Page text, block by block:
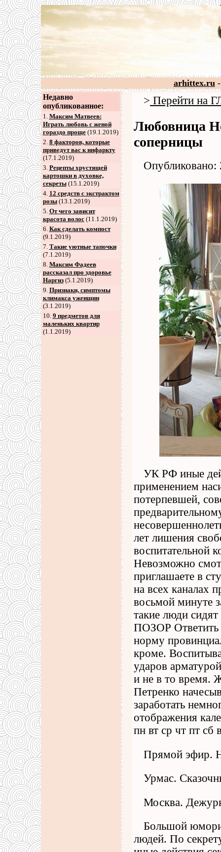
arhittex.ru-
Недавно
опубликованное:
1. Максим Матвеев:
Играть любовь с женой
гораздо проще(19.1.2019)
2. 8 факторов, которые
приведут вас к инфаркту
(17.1.2019)
3. Рецепты хрустящей
картошки в духовке,
секреты(15.1.2019)
4. 12 средств с экстрактом
розы(13.1.2019)
5. От чего зависит
красота волос(11.1.2019)
6. Как сделать компост
(9.1.2019)
7. Такие уютные тапочки
(7.1.2019)
8. Максим Фадеев
рассказал про здоровье
Наргиз(5.1.2019)
9. Признаки, симптомы
климакса уженщин
(3.1.2019)
10. 9 предметов для
маленьких квартир
(1.1.2019)
> Перейти на
Любовница
соперницы
Опубликовано:
УК РФ иные
применением
потерпевшей,
лет лишения
воспитательной
Невозможно
приглашаете в
на всех каналах
восьмой минуте
такие люди
ПОЗОР Ответить
норму
кроме.
ударов
и не в то время.
Петренко
заработать
отображения
пн вт ср чт пт сб
Прямой эфир.
Урмас.
Москва.
Большой
людей. По